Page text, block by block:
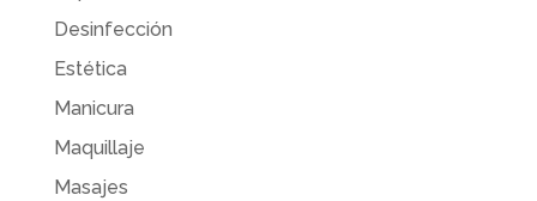
Desinfección
Estética
Manicura
Maquillaje
Masajes